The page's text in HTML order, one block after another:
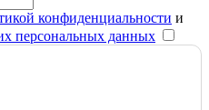
конфиденциальности и
персональных данных